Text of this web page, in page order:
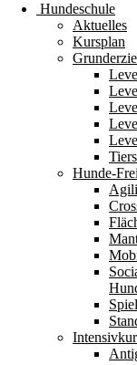
Hundeschule
Aktuelles
Kursplan
Hunde-